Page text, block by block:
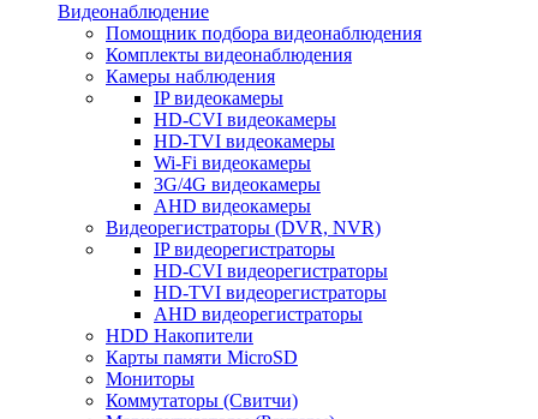
Видеонаблюдение
Помощник подбора видеонаблюдения
Комплекты видеонаблюдения
Камеры наблюдения
IP видеокамеры
HD-CVI видеокамеры
HD-TVI видеокамеры
Wi-Fi видеокамеры
3G/4G видеокамеры
AHD видеокамеры
Видеорегистраторы (DVR, NVR)
IP видеорегистраторы
HD-CVI видеорегистраторы
HD-TVI видеорегистраторы
AHD видеорегистраторы
HDD Накопители
Карты памяти MicroSD
Мониторы
Коммутаторы (Свитчи)